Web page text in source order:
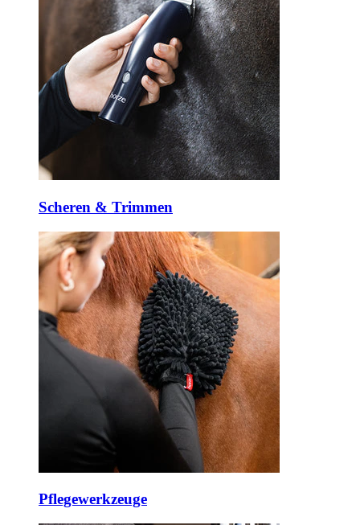
Scheren & Trimmen
Pflegewerkzeuge